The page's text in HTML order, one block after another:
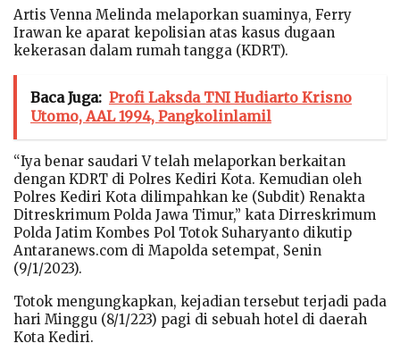
Artis Venna Melinda melaporkan suaminya, Ferry
Irawan ke aparat kepolisian atas kasus dugaan
kekerasan dalam rumah tangga (KDRT).
Baca Juga: Profi Laksda TNI Hudiarto Krisno
Utomo, AAL 1994, Pangkolinlamil
“Iya benar saudari V telah melaporkan berkaitan
dengan KDRT di Polres Kediri Kota. Kemudian oleh
Polres Kediri Kota dilimpahkan ke (Subdit) Renakta
Ditreskrimum Polda Jawa Timur,” kata Dirreskrimum
Polda Jatim Kombes Pol Totok Suharyanto dikutip
Antaranews.com di Mapolda setempat, Senin
(9/1/2023).
Totok mengungkapkan, kejadian tersebut terjadi pada
hari Minggu (8/1/223) pagi di sebuah hotel di daerah
Kota Kediri.